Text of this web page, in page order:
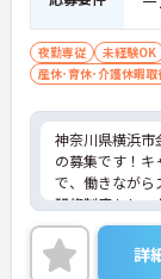
夜勤専従 未経験OK
産休･育休･介護休暇取
神奈川県横浜市
の募集です！キ
で、働きなが
研修制度もしっ
て業務に慣れ
は、面接ポイン
連絡ください。
詳